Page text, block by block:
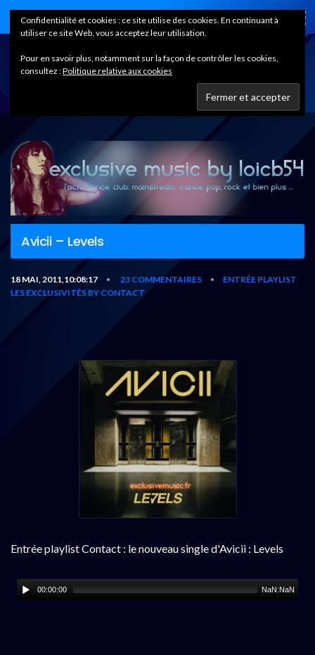
Home
Avicii – Levels
18 MAI, 2011,10:08:17 • 23 COMMENTAIRES •
ENTRÉE PLAYLIST
LES EXCLUSIVITÉS BY CONTACT
Entrée playlist Contact : le nouveau single d'Avicii : Levels
00:00:00 NaN:NaN
Confidentialité et cookies : ce site utilise des cookies. En continuant à
utiliser ce site Web, vous acceptez leur utilisation.
Pour en savoir plus, notamment sur la façon de contrôler les cookies,
consultez :Politique relative aux cookies